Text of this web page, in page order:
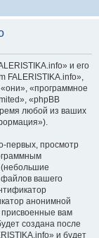
и его
FALERISTIKA.info»,
«программное
«phpBB
любой из ваших
первых, просмотр
(небольшие
вашего
анонимной
присвоенные вам
создана после
и будет